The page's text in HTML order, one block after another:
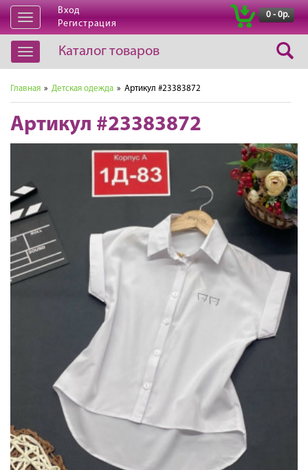
Открыть
навигацию
Вход
Регистрация
0 - 0р.
Открыть
навигацию
Каталог товаров
Главная » Детская одежда » Артикул #23383872
Артикул #23383872